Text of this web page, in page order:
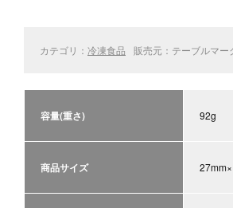
カテゴリ： 冷凍食品 販売元：テーブルマー
容量(重さ) 92g
商品サイズ